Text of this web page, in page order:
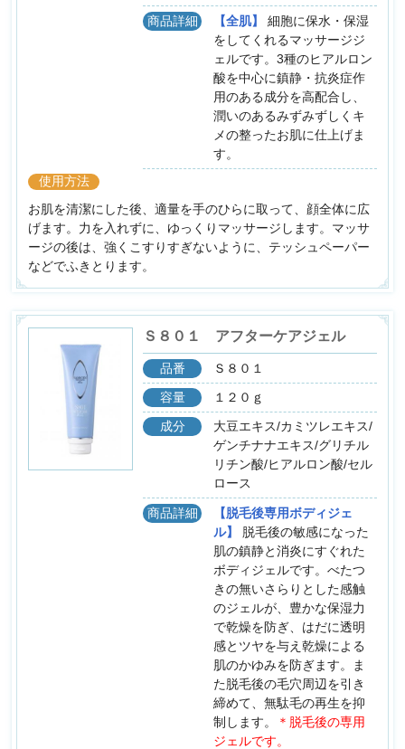
商品詳細 【全肌】
細胞に保水・保湿
をしてくれるマッサージジ
ェルです。3種のヒアルロン
酸を中心に鎮静・抗炎症作
用のある成分を高配合し、
潤いのあるみずみずしくキ
メの整ったお肌に仕上げま
す。
使用方法
お肌を清潔にした後、適量を手のひらに取って、顔全体に広
げます。力を入れずに、ゆっくりマッサージします。マッサ
ージの後は、強くこすりすぎないように、テッシュペーパー
などでふきとります。
Ｓ８０１ アフターケアジェル
品番 Ｓ８０１
容量 １２０ｇ
成分
大豆エキス/カミツレエキス/
ゲンチナナエキス/グリチル
リチン酸/ヒアルロン酸/セル
ロース
商品詳細
【脱毛後専用ボディジェ
ル】
脱毛後の敏感になった
肌の鎮静と消炎にすぐれた
ボディジェルです。べたつ
きの無いさらりとした感触
のジェルが、豊かな保湿力
で乾燥を防ぎ、はだに透明
感とツヤを与え乾燥による
肌のかゆみを防ぎます。ま
た脱毛後の毛穴周辺を引き
締めて、無駄毛の再生を抑
制します。
＊脱毛後の専用
ジェルです。